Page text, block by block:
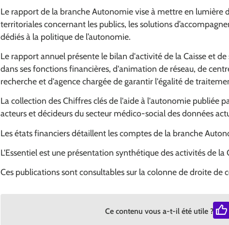
Le rapport de la branche Autonomie vise à mettre en lumière
territoriales concernant les publics, les solutions
dédiés à la politique de l’autonomie.
Le rapport annuel présente le bilan d'activité de la Caisse et de
dans ses fonctions financières, d'animation de réseau, de
recherche et d'agence chargée de garantir l'égalité de
La collection des Chiffres clés de l'aide à l'autonomie publiée
acteurs et décideurs du secteur médico-social des données
Les états financiers détaillent les comptes de la branche
L'Essentiel est une présentation synthétique des activités de la
Ces publications sont consultables sur la colonne de droite de
Ce contenu vous a-t-il été utile ?